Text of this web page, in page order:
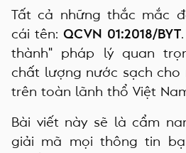
Tất cả những thắc mắc
cái tên: QCVN 01:2018/BYT
thành" pháp lý quan
chất lượng nước sạch cho
trên toàn lãnh thổ Việt
Bài viết này sẽ là cẩm
giải mã mọi thông tin